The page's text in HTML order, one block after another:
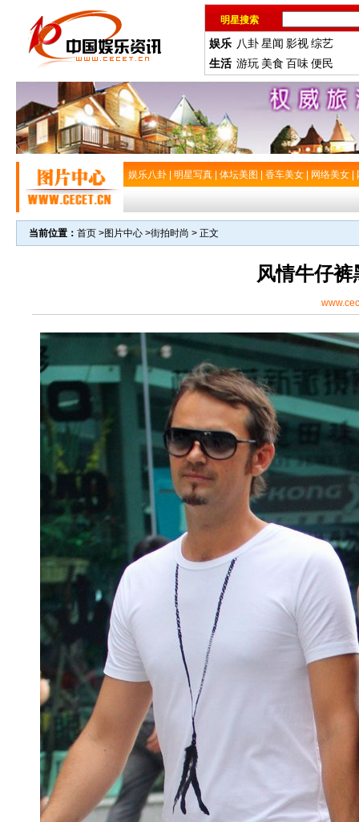
明星搜索
娱乐 八卦星闻 影视综艺
生活 游玩 美食 百味便民
娱乐八卦 明星写真 体坛美图 香车美女 网络美女
当前位置： 首页 >图片中心 >街拍时尚 > 正文
风情牛仔